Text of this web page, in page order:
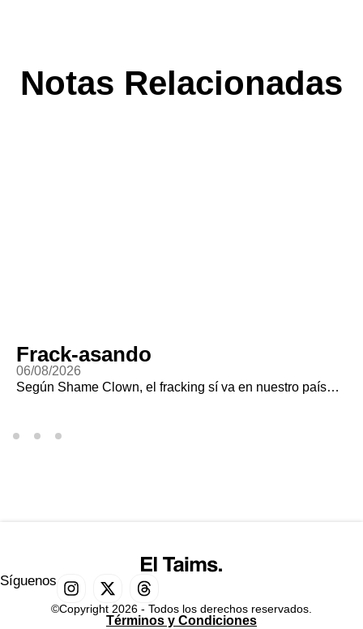
Notas Relacionadas
Frack-asando
06/08/2026
Según Shame Clown, el fracking sí va en nuestro país…
Síguenos
©Copyright 2026 - Todos los derechos reservados.
Términos y Condiciones